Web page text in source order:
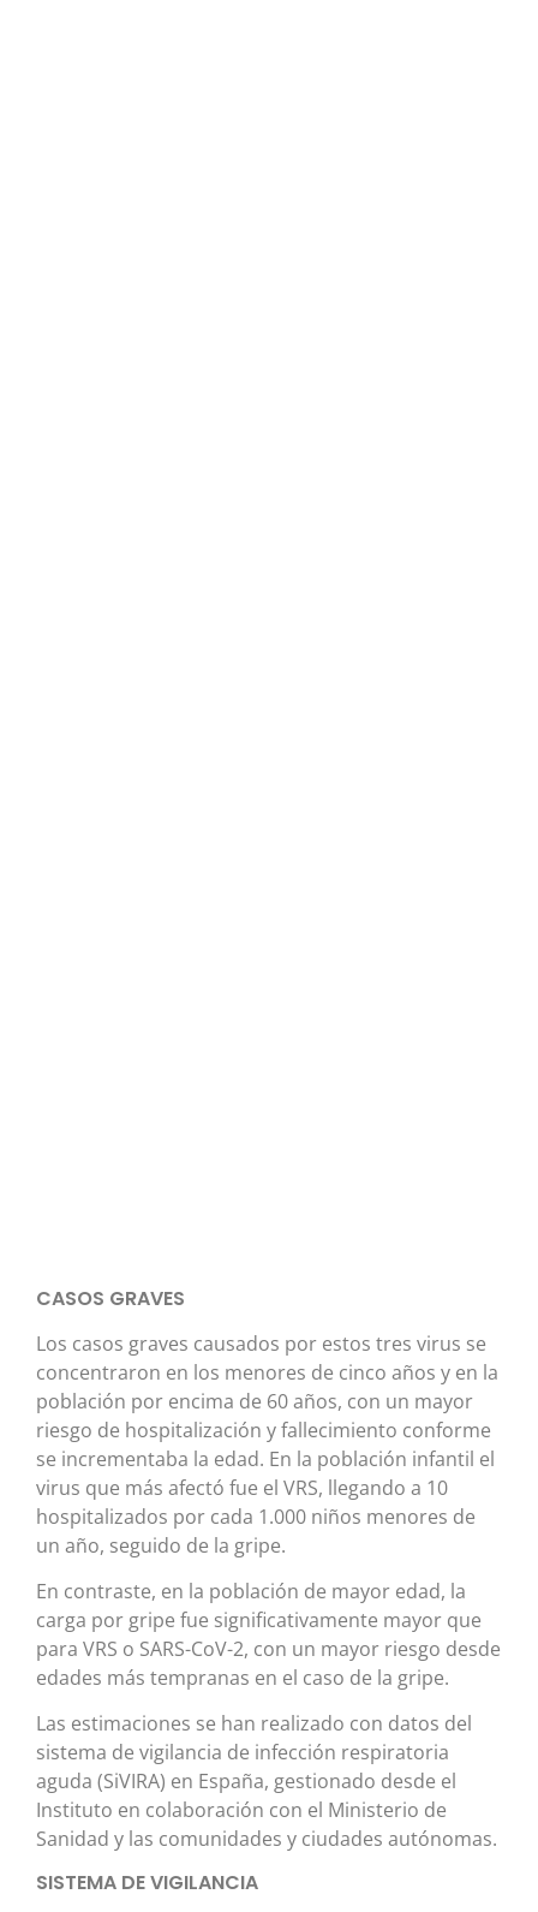
CASOS GRAVES
Los casos graves causados por estos tres virus se
concentraron en los menores de cinco años y en la
población por encima de 60 años, con un mayor
riesgo de hospitalización y fallecimiento conforme
se incrementaba la edad. En la población infantil el
virus que más afectó fue el VRS, llegando a 10
hospitalizados por cada 1.000 niños menores de
un año, seguido de la gripe.
En contraste, en la población de mayor edad, la
carga por gripe fue significativamente mayor que
para VRS o SARS-CoV-2, con un mayor riesgo desde
edades más tempranas en el caso de la gripe.
Las estimaciones se han realizado con datos del
sistema de vigilancia de infección respiratoria
aguda (SiVIRA) en España, gestionado desde el
Instituto en colaboración con el Ministerio de
Sanidad y las comunidades y ciudades autónomas.
SISTEMA DE VIGILANCIA